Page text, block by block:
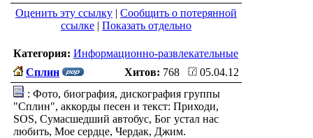
Оценить эту ссылку | Сообщить о потерянной
ссылке | Показать отдельно
Категория: Информационно-развлекательные
Сплин
Хитов: 768
05.04.12
: Фото, биография, дискография группы
"Сплин", аккорды песен и текст: Приходи,
SOS, Сумасшедший автобус, Бог устал нас
любить, Мое сердце, Чердак, Джим.